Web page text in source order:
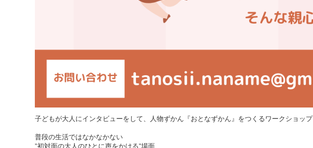
子どもが大人にインタビューをして、人物ずかん『おとなずかん』をつくるワークショップ
普段の生活ではなかなかない
”初対面の大人のひとに声をかける”場面